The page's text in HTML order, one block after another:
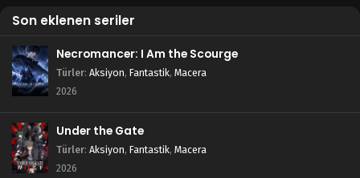
Son eklenen seriler
Necromancer: I Am the Scourge
Türler: Aksiyon, Fantastik, Macera
2026
Under the Gate
Türler: Aksiyon, Fantastik, Macera
2026